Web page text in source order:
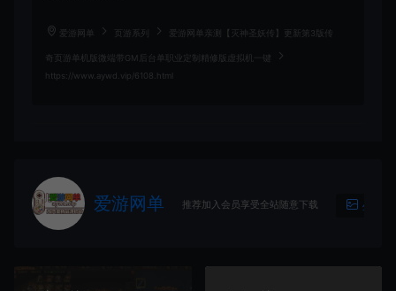
爱游网单 页游系列 爱游网单亲测【灭神圣妖传】更新第3版传
奇页游单机版微端带GM后台单职业定制精修版虚拟机一键
https://www.aywd.vip/6108.html
爱游网单 推荐加入会员享受全站随意下载 生成海